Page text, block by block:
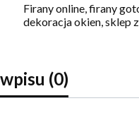
Firany online, firany
dekoracja okien, sklep
(0)